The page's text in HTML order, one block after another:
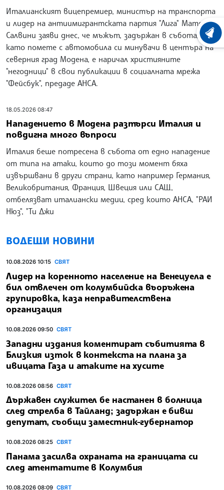
Италианският вицепремиер, министър на транспорта
и лидер на антиимигрантската партия "Лига" Матео
Салвини заяви днес, че мъжът, задържан в събота, след
като помете с автомобила си минувачи в центъра на
северния град Модена, е наричал християните
"негодници" в свои публикации в социалната мрежа
"Фейсбук", предаде АНСА.
18.05.2026 08:47
Нападението в Модена разтърси Италия и
повдигна много въпроси
Италия беше потресена в събота от едно нападение
от типа на атаки, които до този момент бяха
извършвани в други страни, като например Германия,
Великобритания, Франция, Швеция или САЩ,
отбелязват италиански медии, сред които АНСА, "РАИ
Нюз", "Ти Джи
ВОДЕЩИ НОВИНИ
10.08.2026 10:15 СВЯТ
Лидер на коренното население на Венецуела е
бил отвлечен от колумбийска въоръжена
групировка, каза неправителствена
организация
10.08.2026 09:50 СВЯТ
Западни издания коментират събитията в
Близкия изток в контекста на плана за
ивицата Газа и атаките на хусите
10.08.2026 08:56 СВЯТ
Държавен служител бе настанен в болница
след стрелба в Тайланд; задържан е бивш
депутат, съобщи заместник-губернатор
10.08.2026 08:25 СВЯТ
Панама засилва охраната на границата си
след атентатите в Колумбия
10.08.2026 08:09 СВЯТ